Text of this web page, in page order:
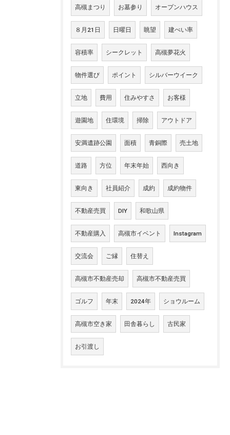
高槻まつり お墓参り オープンハウス
８月21日 日曜日 眺望 建ぺい率
容積率 シークレット 高槻夢花火
物件選び ポイント シルバーウイーク
立地 費用 住みやすさ お客様
遊園地 住環境 掃除 アウトドア
安満遺跡公園 面積 青銅際 売土地
道路 方位 年末年始 西向き
東向き 社員紹介 成約 成約物件
不動産売買 DIY 和歌山県
不動産購入 高槻市イベント Instagram
交流会 ご縁 住替え
高槻市不動産売却 高槻市不動産売買
ゴルフ 年末 2024年 ショウルーム
高槻市空き家 田舎暮らし 古民家
お引渡し